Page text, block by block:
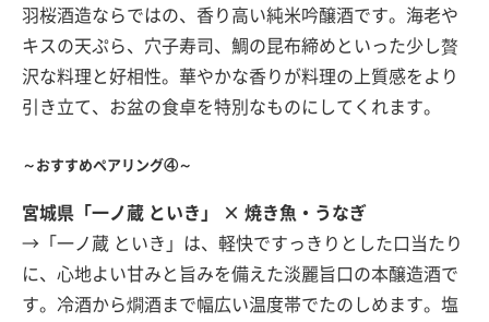
羽桜酒造ならではの、香り高い純米吟醸酒です。海老や
キスの天ぷら、穴子寿司、鯛の昆布締めといった少し贅
沢な料理と好相性。華やかな香りが料理の上質感をより
引き立て、お盆の食卓を特別なものにしてくれます。
～おすすめペアリング④～
宮城県「一ノ蔵 といき」 × 焼き魚・うなぎ
→「一ノ蔵 といき」は、軽快ですっきりとした口当たり
に、心地よい甘みと旨みを備えた淡麗旨口の本醸造酒で
す。冷酒から燗酒まで幅広い温度帯でたのしめます。塩